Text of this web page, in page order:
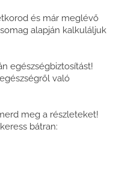
és már meglévő
alapján kalkuláljuk
egészségbiztosítást!
való
meg a részleteket!
bátran: